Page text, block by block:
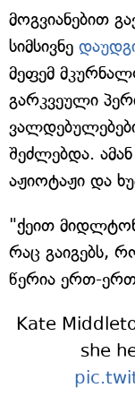
მოგვიანებით
სიმსივნე
მეფემ
გარკვეული
შეძლებდა.
აჟიოტაჟი და
"ქეით
რაც გაიგებს,
წერია ერთ-
Kate
she